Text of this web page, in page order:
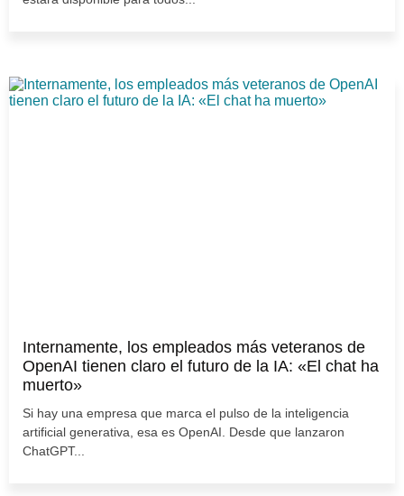
Internamente, los empleados más veteranos de
OpenAI tienen claro el futuro de la IA: «El chat ha
muerto»
Si hay una empresa que marca el pulso de la inteligencia
artificial generativa, esa es OpenAI. Desde que lanzaron
ChatGPT...